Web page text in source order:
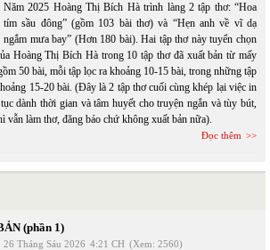
Năm 2025 Hoàng Thị Bích Hà trình làng 2 tập thơ: “Hoa
tím sầu đông” (gồm 103 bài thơ) và “Hẹn anh về vĩ dạ
ngắm mưa bay” (Hơn 180 bài). Hai tập thơ này tuyển chọn
Hoàng Thị Bích Hà trong 10 tập thơ đã xuất bản từ mấy
50 bài, mỗi tập lọc ra khoảng 10-15 bài, trong những tập
15-20 bài. (Đây là 2 tập thơ cuối cùng khép lại việc in
dành thời gian và tâm huyết cho truyện ngắn và tùy bút,
vẫn làm thơ, đăng báo chứ không xuất bản nữa).
Đọc thêm
(phần 1)
26 Tháng Sáu 2026 4:21 CH (Xem: 2560)